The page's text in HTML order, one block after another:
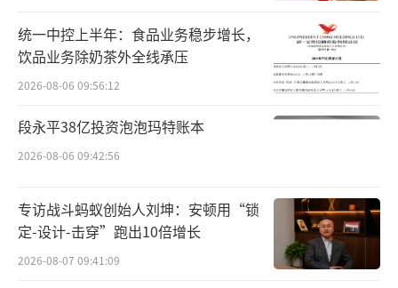
根据北京市人民政府办公厅印发的《北京
市机器人产业创新发展行动方案（2023—2025
年）》，其中提出：加紧布局人形机器人，对
标国际领先人形机器人产品，支持企业和高校
院所开展人形机器人整机产品、关键零部件攻
关和工程化；以3C电子制造、新能源汽车生
过“揭榜挂帅”等方式支持产业链上下游企业
联合开展产品攻关和产线建设，加速全产业链
自主化进程。
统一中控上半年：食品业务稳步增长，
饮品业务除奶茶外全线承压
2026-08-06 09:56:12
段永平38亿投资泡泡玛特账本
2026-08-06 09:42:56
专访战斗蚂蚁创始人刘坤：安顿用“锁
定-设计-击穿”跑出10倍增长
2026-08-07 09:41:09